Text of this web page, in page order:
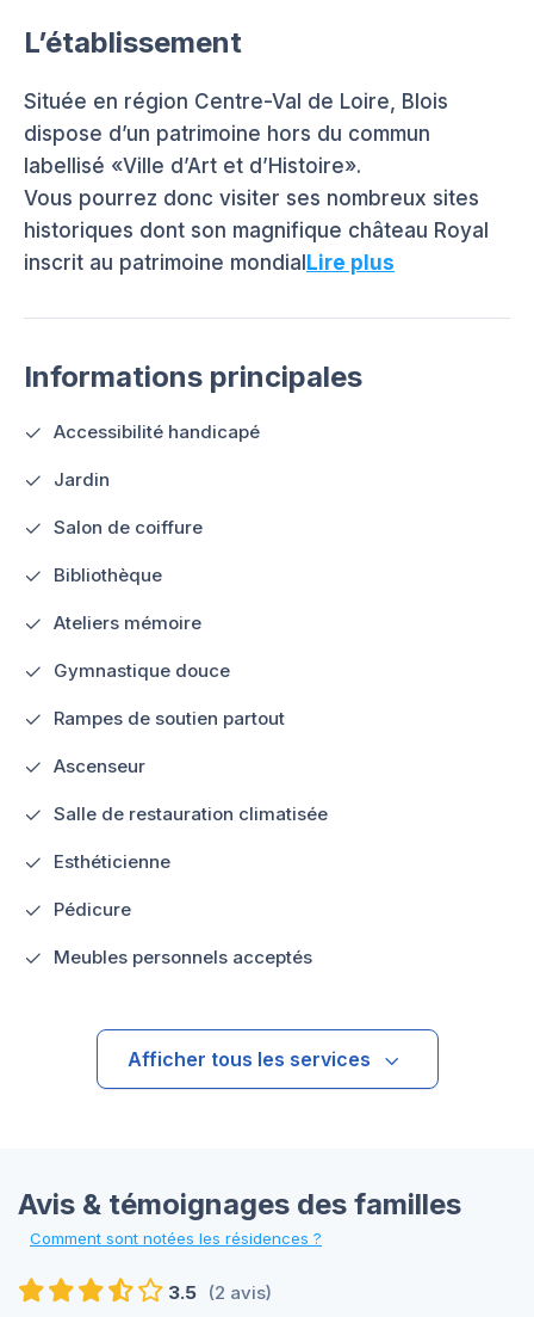
L’établissement
Située en région Centre-Val de Loire, Blois
dispose d’un patrimoine hors du commun
labellisé «Ville d’Art et d’Histoire».
Vous pourrez donc visiter ses nombreux sites
historiques dont son magnifique château Royal
inscrit au patrimoine mondialLire plus
Informations principales
Accessibilité handicapé
Jardin
Salon de coiffure
Bibliothèque
Ateliers mémoire
Gymnastique douce
Rampes de soutien partout
Ascenseur
Salle de restauration climatisée
Esthéticienne
Pédicure
Meubles personnels acceptés
Afficher tous les services
Avis & témoignages des familles
Comment sont notées les résidences ?
3.5 (2 avis)